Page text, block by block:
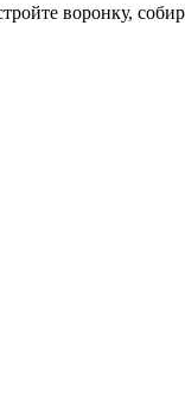
воронку,